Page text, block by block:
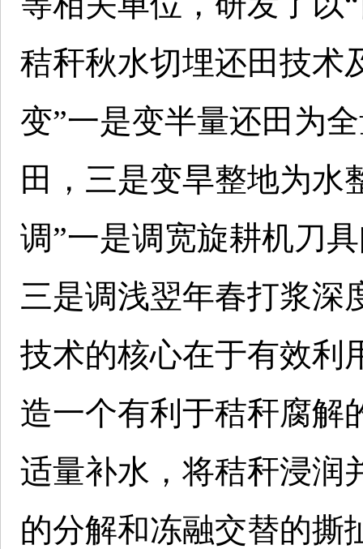
秸秆秋水切埋还田技术
变”一是变半量还田为
田，三是变旱整地为水
调”一是调宽旋耕机刀
三是调浅翌年春打浆深
技术的核心在于有效利
造一个有利于秸秆腐解
适量补水，将秸秆浸润
的分解和冻融交替的撕